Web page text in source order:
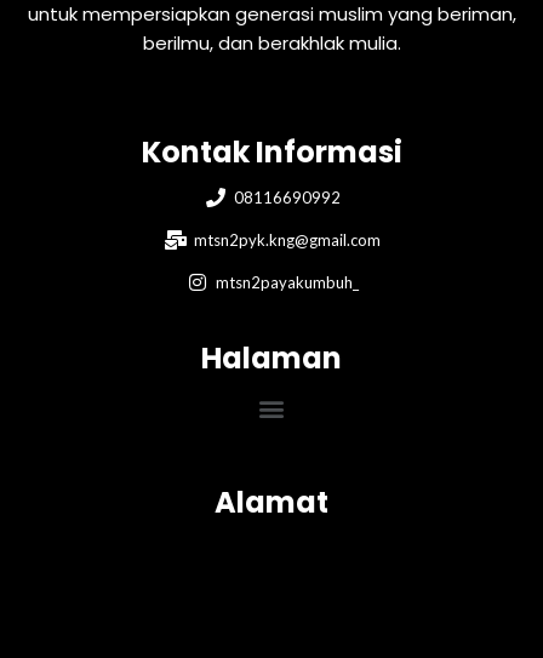
untuk mempersiapkan generasi muslim yang beriman,
berilmu, dan berakhlak mulia.
Kontak Informasi
08116690992
mtsn2pyk.kng@gmail.com
mtsn2payakumbuh_
Halaman
Menu
Alamat